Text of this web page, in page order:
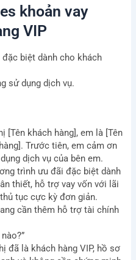
khoản vay
VIP
biệt dành cho khách
sử dụng dịch vụ.
[Tên khách hàng], em là [Tên
Trước tiên, em cảm ơn
dịch vụ của bên em.
trình ưu đãi đặc biệt dành
thiết, hỗ trợ vay vốn với lãi
tục cực kỳ đơn giản.
cần thêm hỗ trợ tài chính
đã là khách hàng VIP, hồ sơ
to BSV's terms,